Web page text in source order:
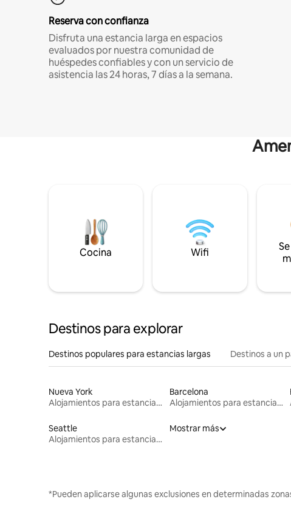
Reserva con confianza
Disfruta una estancia larga en espacios
evaluados por nuestra comunidad de
huéspedes confiables y con un servicio de
asistencia las 24 horas, 7 días a la semana.
Cocina Wifi
Destinos para explorar
Destinos populares para estancias largas Destinos a un
Nueva York
Alojamientos para estancias largas
Barcelona
Alojamientos para estancias largas
Seattle
Alojamientos para estancias largas
Mostrar más
*Pueden aplicarse algunas exclusiones en determinadas